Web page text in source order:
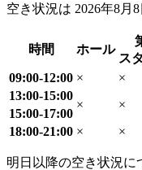
空き状況は 2026年8月
時間 ホール
ス
09:00-12:00 × ×
13:00-15:00
× ×
15:00-17:00
18:00-21:00 × ×
明日以降の空き状況に